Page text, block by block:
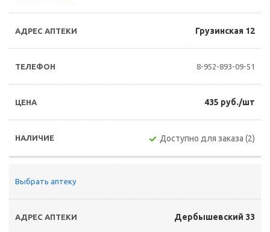
Грузинская 12
8-952-893-09-51
435 руб./шт
Доступно для заказа (2)
Выбрать аптеку
Дербышевский 33